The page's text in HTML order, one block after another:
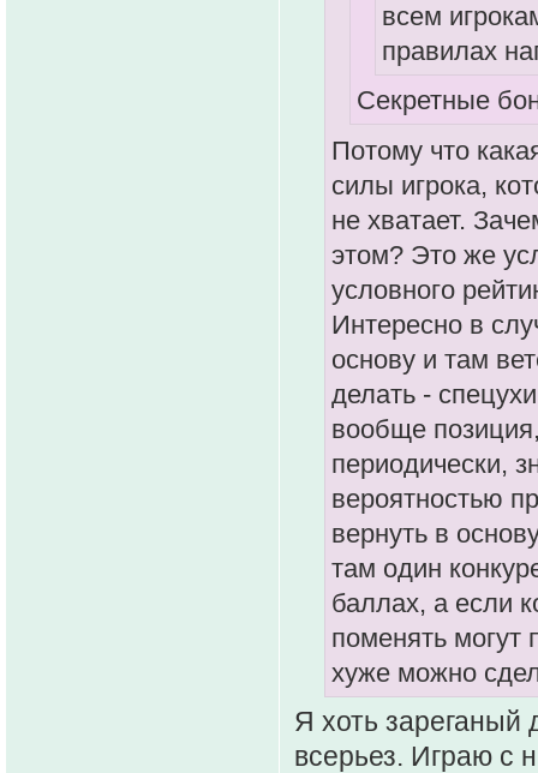
всем
правилах
Секретные
Потому что
силы игрока,
не хватает.
этом? Это же
условного
Интересно в
основу и там
делать -
вообще
периодически,
вероятностью
вернуть в
там один
баллах, а если
поменять могут
хуже можно
Я хоть зареганый
всерьез. Играю с